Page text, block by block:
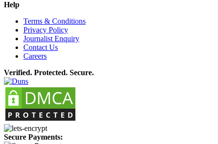
Help
Terms & Conditions
Privacy Policy
Journalist Enquiry
Contact Us
Careers
Verified. Protected. Secure.
Secure Payments: